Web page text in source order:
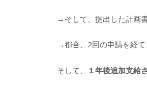
→そして、提出した計画
→都合、2回の申請を経
そして、 １年後追加支給